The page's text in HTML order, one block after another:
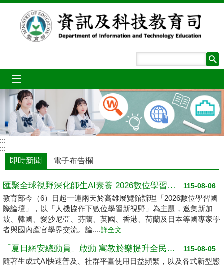
跳到主要內容區塊
:::
:::
即時新聞
電子布告欄
115-08-06
匯聚全球視野深化師生AI素養 2026數位學習國際論壇高雄登場
教育部今（6）日起一連兩天於高雄展覽館辦理「2026數位學習國
際論壇」，以「人機協作下數位學習新視野」為主題，邀集新加
坡、韓國、愛沙尼亞、芬蘭、英國、香港、荷蘭及日本等國專家學
者與國內產官學界交流。論....詳全文
115-08-05
「夏日網安總動員」啟動 寓教於樂提升全民數位素養
隨著生成式AI快速普及、社群平臺使用日益頻繁，以及各式新型態